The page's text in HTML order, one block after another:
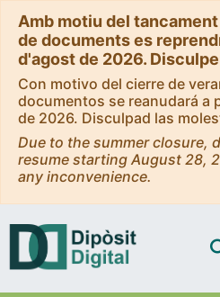
Amb motiu del
de documents es
d'agost de 2026.
Con motivo del cierre de
documentos se reanudará a
de 2026. Disculpad las
Due to the summer closure,
resume starting August 28,
any inconvenience.